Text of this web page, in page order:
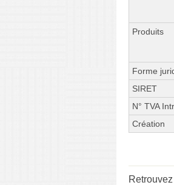
Produits
Forme
SIRET
N° TVA
Création